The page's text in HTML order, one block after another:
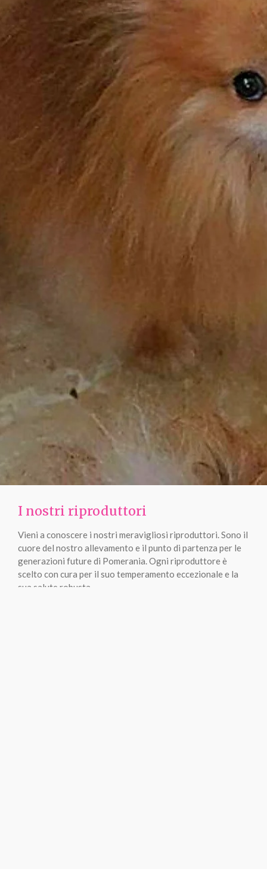
I nostri riproduttori
Vieni a conoscere i nostri meravigliosi riproduttori. Sono il
cuore del nostro allevamento e il punto di partenza per le
generazioni future di Pomerania. Ogni riproduttore è
scelto con cura per il suo temperamento eccezionale e la
sua salute robusta.